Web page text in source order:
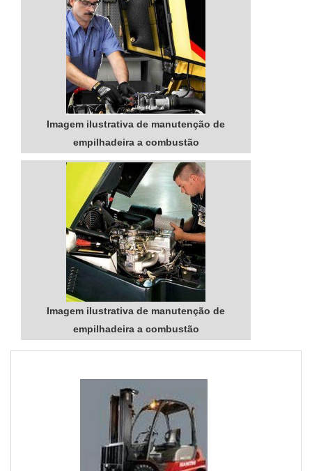
venda de empilhadeira...
Imagem ilustrativa de manutenção de
empilhadeira a combustão
Imagem ilustrativa de manutenção de
empilhadeira a combustão